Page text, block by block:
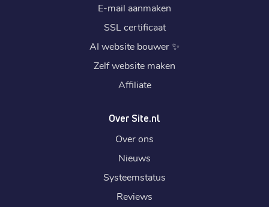
E-mail aanmaken
SSL certificaat
AI website bouwer✨
Zelf website maken
Affiliate
Over Site.nl
Over ons
Nieuws
Systeemstatus
Reviews